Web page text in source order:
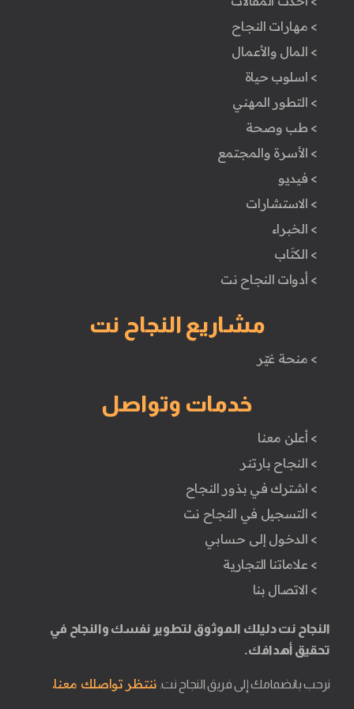
> مهارات النجاح
> المال والأعمال
> اسلوب حياة
> التطور المهني
> طب وصحة
> الأسرة والمجتمع
> فيديو
> الاستشارات
> الخبراء
> الكتَاب
> أدوات النجاح نت
مشاريع النجاح نت
> منحة غيّر
خدمات وتواصل
> أعلن معنا
> النجاح بارتنر
> اشترك في بذور النجاح
> التسجيل في النجاح نت
> الدخول إلى حسابي
> علاماتنا التجارية
> الاتصال بنا
النجاح نت دليلك الموثوق لتطوير نفسك والنجاح في
تحقيق أهدافك.
نرحب بانضمامك إلى فريق النجاح نت. ننتظر تواصلك معنا.